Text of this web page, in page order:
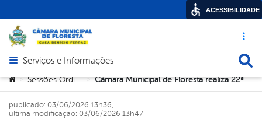
Acesso
Abrir menu principal de navegação
Serviços e Informações
Você está aqui:
> Sessões Ordinárias > Câmara Municipal de Floresta realiza 22ª e 23ª Sessões Ordinárias
publicado: 03/06/2026 13h36,
última modificação: 03/06/2026 13h47
ACESSIBILIDADE